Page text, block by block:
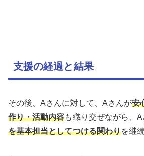
支援の経過と結果
その後、Aさんに対して、Aさんが安
作り・活動内容も織り交ぜながら、
を基本担当としてつける関わりを継